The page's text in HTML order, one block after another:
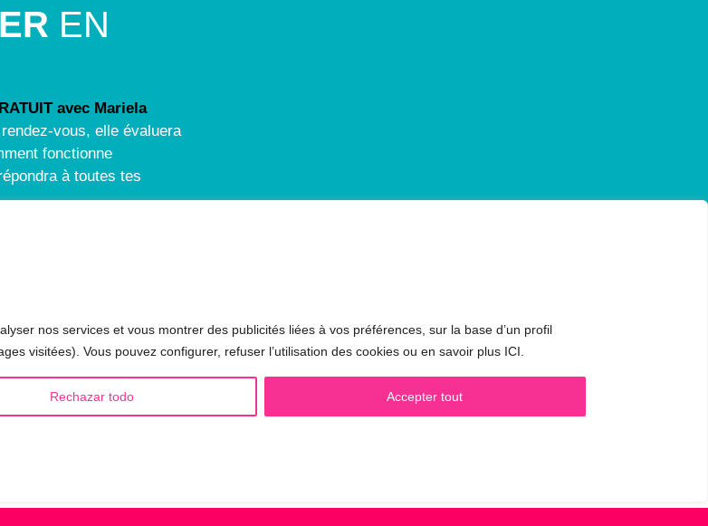
nos services et vous montrer des publicités liées à vos préférences, sur la base d’un profil
visitées). Vous pouvez configurer, refuser l’utilisation des cookies ou en savoir plus ICI.
Rechazar todo Accepter tout
EN
avec Mariela
vous, elle évaluera
fonctionne
à toutes tes
voix
▪️ Voix virilisée par stéroïdes
▪️ Modification de l’accent
▪️ Caractérisation de la voix
✅Prendre RDV en ligne
Email :info@femivoz.com